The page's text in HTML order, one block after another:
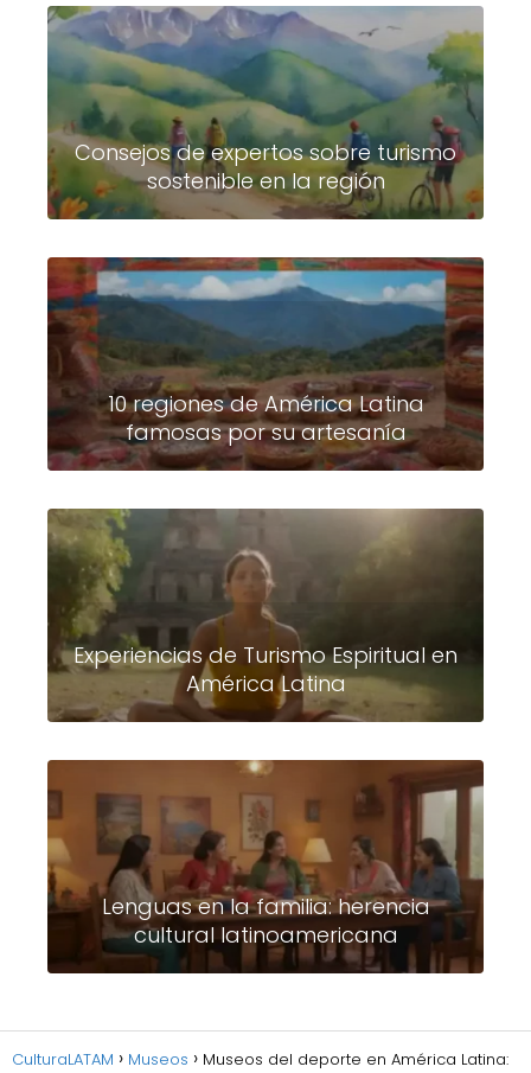
Consejos de expertos sobre turismo
sostenible en la región
10 regiones de América Latina
famosas por su artesanía
Experiencias de Turismo Espiritual en
América Latina
Lenguas en la familia: herencia
cultural latinoamericana
CulturaLATAM Museos Museos del deporte en América Latina: